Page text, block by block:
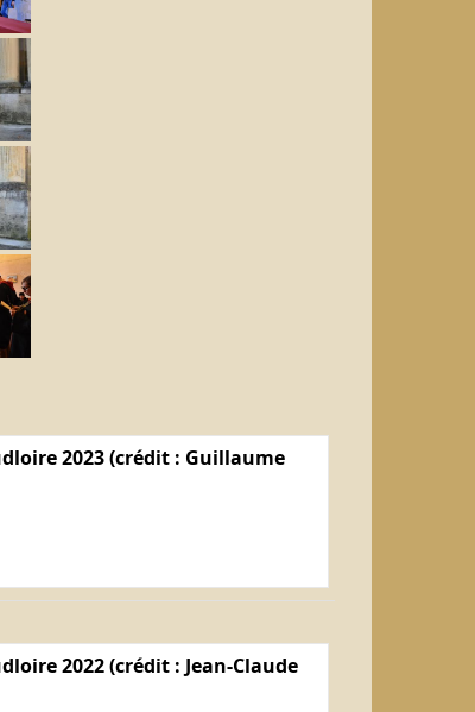
2023 (crédit : Guillaume
2022 (crédit : Jean-Claude